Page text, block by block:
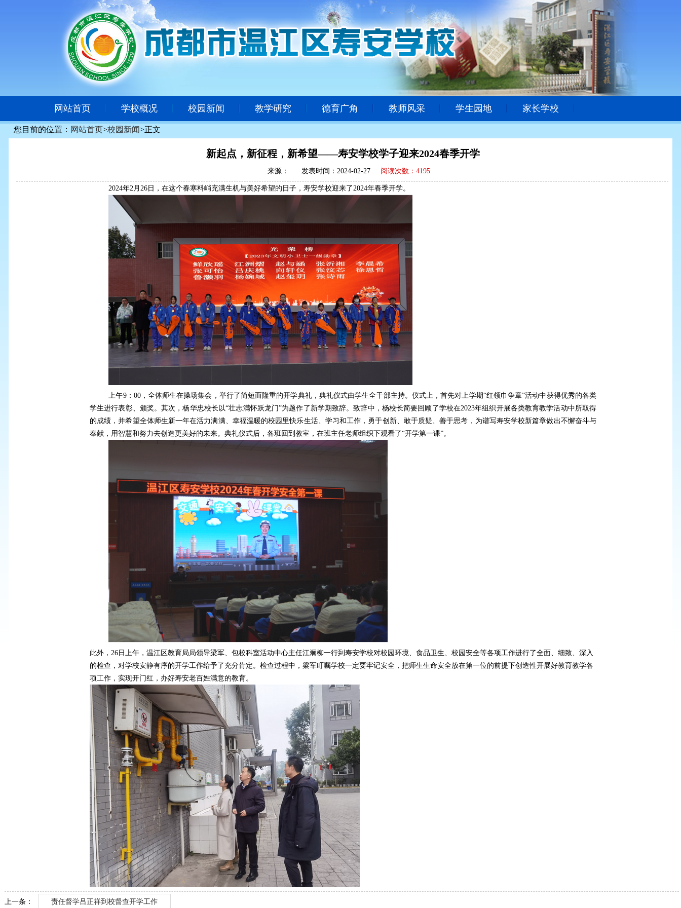
网站首页 学校概况 校园新闻 教学研究 德育广角 教师风采 学生园地 家长学校
您目前的位置： 网站首页>校园新闻>正文
新起点，新征程，新希望——寿安学校学子迎来2024春季开学
来源： 发表时间： 2024-02-27 阅读次数： 4195
2024年2月26日，在这个春寒料峭充满生机与美好希望的日子，寿安学校迎来了2024年春季开学。
上午9：00，全体师生在操场集会，举行了简短而隆重的开学典礼，典礼仪式由学生全干部主持。仪式上，首先对上学期“红领巾争章”活动中获得优秀的各类
学生进行表彰、颁奖。其次，杨华忠校长以“壮志满怀跃龙门”为题作了新学期致辞。致辞中，杨校长简要回顾了学校在2023年组织开展各类教育教学活动中所取得
的成绩，并希望全体师生新一年在活力满满、幸福温暖的校园里快乐生活、学习和工作，勇于创新、敢于质疑、善于思考，为谱写寿安学校新篇章做出不懈奋斗与
奉献，用智慧和努力去创造更美好的未来。典礼仪式后，各班回到教室，在班主任老师组织下观看了“开学第一课”。
此外， 26日上午，温江区教育局局领导梁军、包校科室活动中心主任江斓柳一行到寿安学校对校园环境、食品卫生、校园安全等各项工作进行了全面、细致、深入
的检查，对学校安静有序的开学工作给予了充分肯定。检查过程中，梁军叮嘱学校一定要牢记安全，把师生生命安全放在第一位的前提下创造性开展好教育教学各
项工作，实现开门红，办好寿安老百姓满意的教育。
上一条： 责任督学吕正祥到校督查开学工作